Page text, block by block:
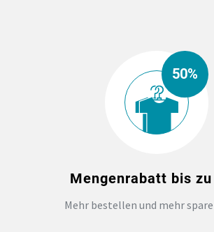
50%
Mengenrabatt bis zu
Mehr bestellen und mehr